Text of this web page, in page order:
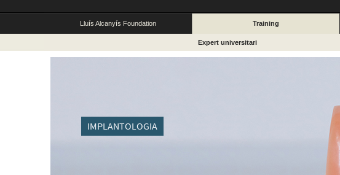
Lluís Alcanyís Foundation Training
Expert universitari
IMPLANTOLOGIA